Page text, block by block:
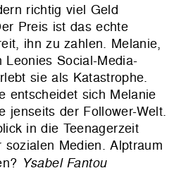
richtig viel Geld
Preis ist das echte
ihn zu zahlen. Melanie,
Social-Media-
sie als Katastrophe.
entscheidet sich Melanie
jenseits der Follower-Welt.
in die Teenagerzeit
Medien. Alptraum
Ysabel Fantou